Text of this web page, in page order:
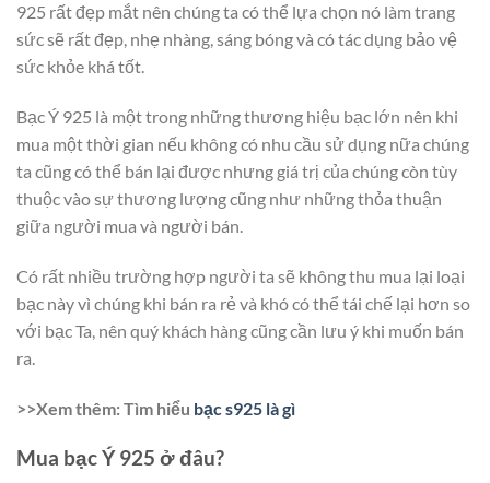
925 rất đẹp mắt nên chúng ta có thể lựa chọn nó làm trang
sức sẽ rất đẹp, nhẹ nhàng, sáng bóng và có tác dụng bảo vệ
sức khỏe khá tốt.
Bạc Ý 925 là một trong những thương hiệu bạc lớn nên khi
mua một thời gian nếu không có nhu cầu sử dụng nữa chúng
ta cũng có thể bán lại được nhưng giá trị của chúng còn tùy
thuộc vào sự thương lượng cũng như những thỏa thuận
giữa người mua và người bán.
Có rất nhiều trường hợp người ta sẽ không thu mua lại loại
bạc này vì chúng khi bán ra rẻ và khó có thể tái chế lại hơn so
với bạc Ta, nên quý khách hàng cũng cần lưu ý khi muốn bán
ra.
>>Xem thêm: Tìm hiểu bạc s925 là gì
Mua bạc Ý 925 ở đâu?